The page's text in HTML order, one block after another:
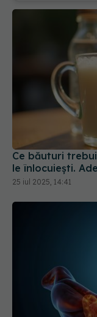
Ce băuturi
le înlocuiești.
25 iul 2025, 14:41